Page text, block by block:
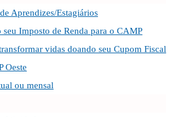
Aprendizes/Estagiários
seu Imposto de Renda para o CAMP
vidas doando seu Cupom Fiscal
Oeste
ou mensal